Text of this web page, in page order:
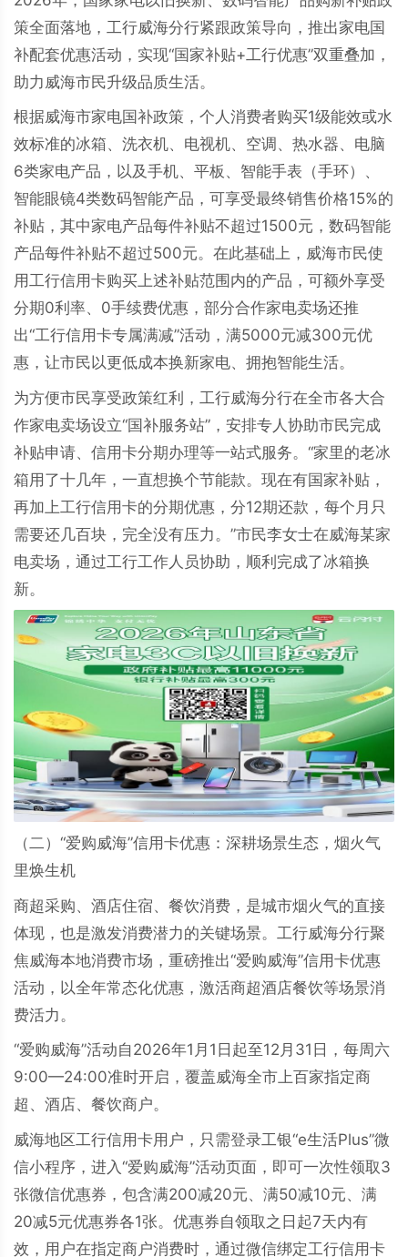
策全面落地，工行威海分行紧跟政策导向，推出家电国
补配套优惠活动，实现“国家补贴+工行优惠”双重叠加，
助力威海市民升级品质生活。
根据威海市家电国补政策，个人消费者购买1级能效或水
效标准的冰箱、洗衣机、电视机、空调、热水器、电脑
6类家电产品，以及手机、平板、智能手表（手环）、
智能眼镜4类数码智能产品，可享受最终销售价格15%的
补贴，其中家电产品每件补贴不超过1500元，数码智能
产品每件补贴不超过500元。在此基础上，威海市民使
用工行信用卡购买上述补贴范围内的产品，可额外享受
分期0利率、0手续费优惠，部分合作家电卖场还推
出“工行信用卡专属满减”活动，满5000元减300元优
惠，让市民以更低成本换新家电、拥抱智能生活。
为方便市民享受政策红利，工行威海分行在全市各大合
作家电卖场设立“国补服务站”，安排专人协助市民完成
补贴申请、信用卡分期办理等一站式服务。“家里的老冰
箱用了十几年，一直想换个节能款。现在有国家补贴，
再加上工行信用卡的分期优惠，分12期还款，每个月只
需要还几百块，完全没有压力。”市民李女士在威海某家
电卖场，通过工行工作人员协助，顺利完成了冰箱换
新。
（二）“爱购威海”信用卡优惠：深耕场景生态，烟火气
里焕生机
商超采购、酒店住宿、餐饮消费，是城市烟火气的直接
体现，也是激发消费潜力的关键场景。工行威海分行聚
焦威海本地消费市场，重磅推出“爱购威海”信用卡优惠
活动，以全年常态化优惠，激活商超酒店餐饮等场景消
费活力。
“爱购威海”活动自2026年1月1日起至12月31日，每周六
9:00—24:00准时开启，覆盖威海全市上百家指定商
超、酒店、餐饮商户。
威海地区工行信用卡用户，只需登录工银“e生活Plus”微
信小程序，进入“爱购威海”活动页面，即可一次性领取3
张微信优惠券，包含满200减20元、满50减10元、满
20减5元优惠券各1张。优惠券自领取之日起7天内有
效，用户在指定商户消费时，通过微信绑定工行信用卡